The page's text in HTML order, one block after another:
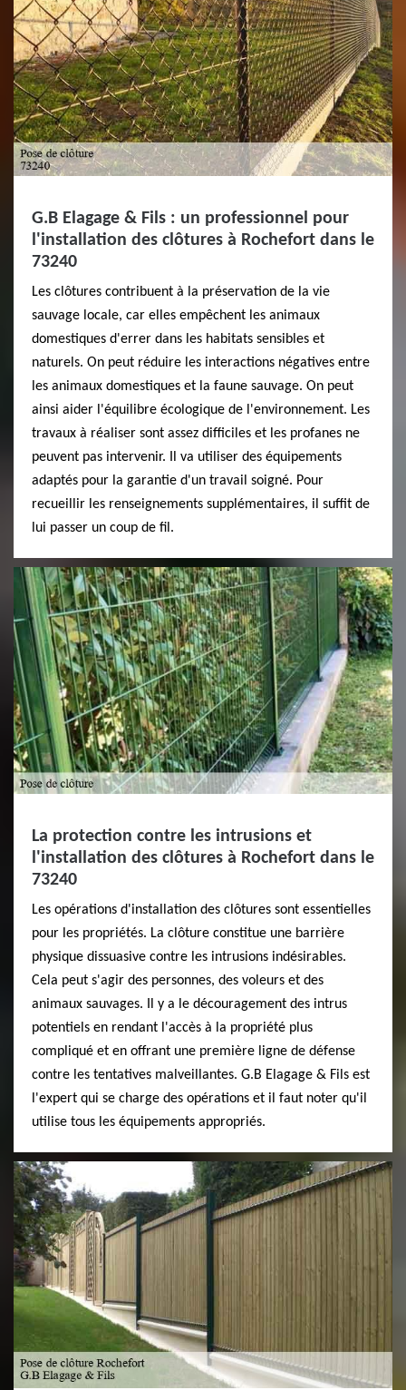
G.B Elagage & Fils : un professionnel pour
l'installation des clôtures à Rochefort dans le
73240
Les clôtures contribuent à la préservation de la vie
sauvage locale, car elles empêchent les animaux
domestiques d'errer dans les habitats sensibles et
naturels. On peut réduire les interactions négatives entre
les animaux domestiques et la faune sauvage. On peut
ainsi aider l'équilibre écologique de l'environnement. Les
travaux à réaliser sont assez difficiles et les profanes ne
peuvent pas intervenir. Il va utiliser des équipements
adaptés pour la garantie d'un travail soigné. Pour
recueillir les renseignements supplémentaires, il suffit de
lui passer un coup de fil.
La protection contre les intrusions et
l'installation des clôtures à Rochefort dans le
73240
Les opérations d'installation des clôtures sont essentielles
pour les propriétés. La clôture constitue une barrière
physique dissuasive contre les intrusions indésirables.
Cela peut s'agir des personnes, des voleurs et des
animaux sauvages. Il y a le découragement des intrus
potentiels en rendant l'accès à la propriété plus
compliqué et en offrant une première ligne de défense
contre les tentatives malveillantes. G.B Elagage & Fils est
l'expert qui se charge des opérations et il faut noter qu'il
utilise tous les équipements appropriés.